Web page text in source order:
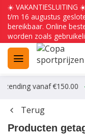
☀️
t/m 16 augustus
bereikbaar. Online
worden zoals
vanaf €150.00
Terug
Producten